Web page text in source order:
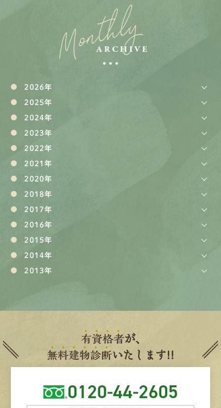
Monthly
ARCHIVE
2026年
2025年
2024年
2023年
2022年
2021年
2020年
2018年
2017年
2016年
2015年
2014年
2013年
有資格者が、
無料建物診断いたします!!
0120-44-2605